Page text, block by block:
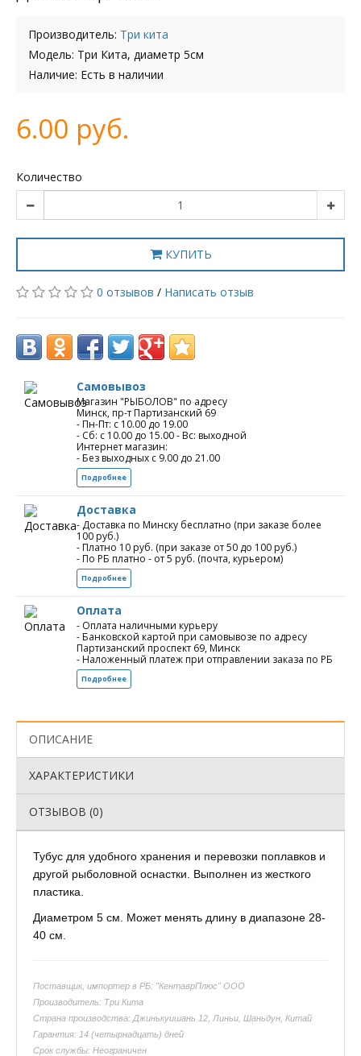
Производитель: Три кита
Модель: Три Кита, диаметр 5см
Наличие: Есть в наличии
6.00 руб.
Количество
КУПИТЬ
0 отзывов / Написать отзыв
Самовывоз
Магазин "РЫБОЛОВ" по адресу
Минск, пр-т Партизанский 69
- Пн-Пт: с 10.00 до 19.00
- Сб: с 10.00 до 15.00 - Вс: выходной
Интернет магазин:
- Без выходных с 9.00 до 21.00
Подробнее
Доставка
- Доставка по Минску бесплатно (при заказе более
100 руб.)
- Платно 10 руб. (при заказе от 50 до 100 руб.)
- По РБ платно - от 5 руб. (почта, курьером)
Подробнее
Оплата
- Оплата наличными курьеру
- Банковской картой при самовывозе по адресу
Партизанский проспект 69, Минск
- Наложенный платеж при отправлении заказа по РБ
Подробнее
ОПИСАНИЕ
ХАРАКТЕРИСТИКИ
ОТЗЫВОВ (0)
Тубус для удобного хранения и перевозки поплавков и
другой рыболовной оснастки. Выполнен из жесткого
пластика.
Диаметром 5 см. Может менять длину в диапазоне 28-
40 см.
Поставщик, импортер в РБ: "КентаврПлюс" ООО
Производитель: Три Кита
Страна производства: Джинькуишань 12, Линьи, Шаньдун, Китай
Гарантия: 14 (четырнадцать) дней
Срок службы: Неограничен